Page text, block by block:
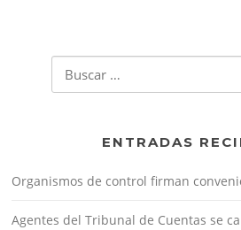
ENTRADAS
Organismos de control firman
Agentes del Tribunal de Cuentas se